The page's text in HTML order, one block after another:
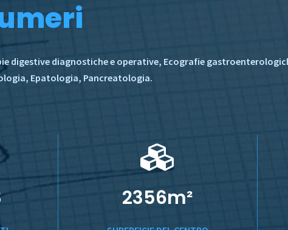
digestive diagnostiche e operative, Ecografie
Epatologia, Pancreatologia.
2356m²